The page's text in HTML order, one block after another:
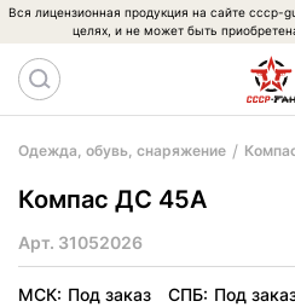
Вся лицензионная продукция на сайте cccp-
целях, и не может быть
Одежда, обувь, снаряжение
Компас ДС 45А
Арт. 31052026
МСК: Под заказ СПБ: Под